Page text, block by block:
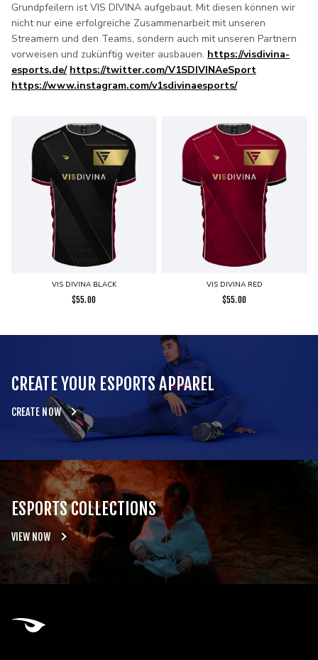
Grundpfeilern ist VIS DIVINA aufgebaut. Mit diesen können wir
nicht nur eine erfolgreiche Zusammenarbeit mit unseren
Streamern und den Teams, sondern auch mit unseren Partnern
vorweisen und zukünftig weiter ausbauen. https://visdivina-
esports.de/ https://twitter.com/V1SDIVINAeSport
https://www.instagram.com/v1sdivinaesports/
VIS DIVINA BLACK
$55.00
VIS DIVINA RED
$55.00
CREATE YOUR ESPORTS APPAREL
CREATE NOW
ESPORTS COLLECTIONS
VIEW NOW